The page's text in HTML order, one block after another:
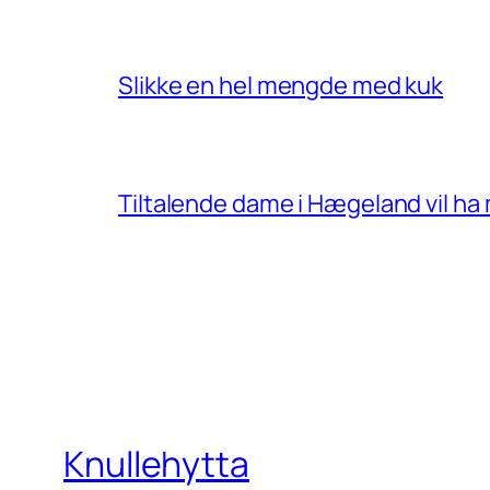
Slikke en hel mengde med kuk
Tiltalende dame i Hægeland vil ha
Knullehytta